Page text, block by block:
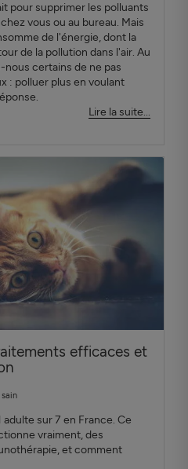
pour supprimer les polluants
vous ou au bureau. Mais
de l'énergie, dont la
de la pollution dans l'air. Au
certains de ne pas
: polluer plus en voulant
Lire la suite...
efficaces et
sur 7 en France. Ce
vraiment, des
et comment